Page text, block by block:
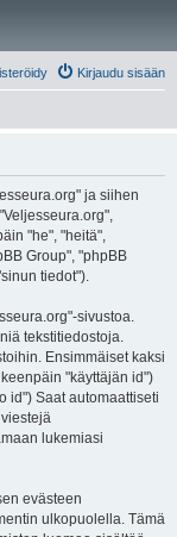
Kirjaudu sisään
ja siihen
"he", "heitä",
Group", "phpBB
tiedot").
sivustoa.
tekstitiedostoja.
Ensimmäiset kaksi
"käyttäjän id")
id") Saat automaattiseti
lukemiasi
evästeen
ulkopuolella. Tämä